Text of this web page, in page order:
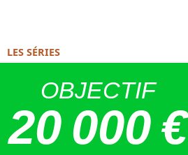
LES SÉRIES
OBJECTIF
20 000 €